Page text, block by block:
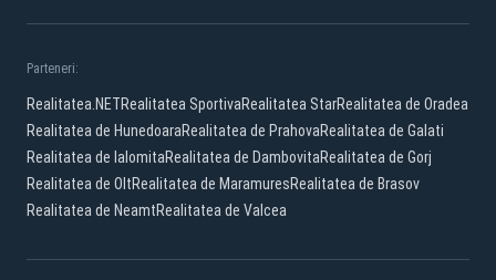
Parteneri:
Realitatea.NETRealitatea SportivaRealitatea StarRealitatea de Oradea
Realitatea de HunedoaraRealitatea de PrahovaRealitatea de Galati
Realitatea de IalomitaRealitatea de DambovitaRealitatea de Gorj
Realitatea de OltRealitatea de MaramuresRealitatea de Brasov
Realitatea de NeamtRealitatea de Valcea